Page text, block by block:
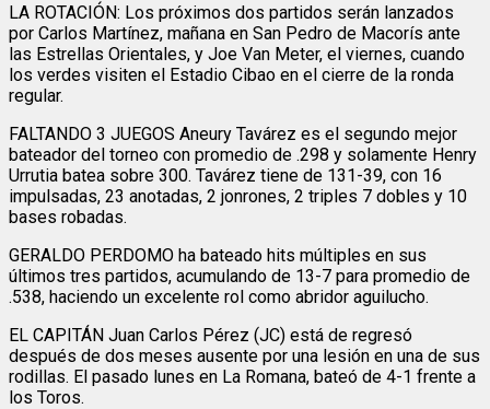
LA ROTACIÓN: Los próximos dos partidos serán lanzados
por Carlos Martínez, mañana en San Pedro de Macorís ante
las Estrellas Orientales, y Joe Van Meter, el viernes, cuando
los verdes visiten el Estadio Cibao en el cierre de la ronda
regular.
FALTANDO 3 JUEGOS Aneury Tavárez es el segundo mejor
bateador del torneo con promedio de .298 y solamente Henry
Urrutia batea sobre 300. Tavárez tiene de 131-39, con 16
impulsadas, 23 anotadas, 2 jonrones, 2 triples 7 dobles y 10
bases robadas.
GERALDO PERDOMO ha bateado hits múltiples en sus
últimos tres partidos, acumulando de 13-7 para promedio de
.538, haciendo un excelente rol como abridor aguilucho.
EL CAPITÁN Juan Carlos Pérez (JC) está de regresó
después de dos meses ausente por una lesión en una de sus
rodillas. El pasado lunes en La Romana, bateó de 4-1 frente a
los Toros.